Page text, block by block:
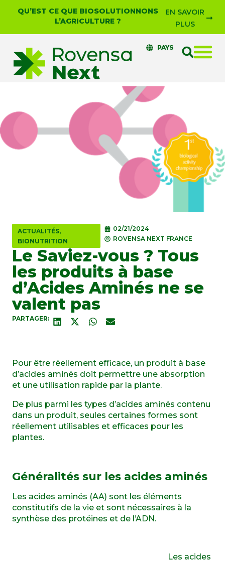
QU’EST CE QUE BIOSOLUTIONNONS
L’AGRICULTURE ?
EN SAVOIR
PLUS
PAYS
ACTUALITÉS,
BIONUTRITION
02/21/2024
ROVENSA NEXT FRANCE
Le Saviez-vous ? Tous
les produits à base
d’Acides Aminés ne se
valent pas
PARTAGER:
Pour être réellement efficace, un produit à base
d’acides aminés doit permettre une absorption
et une utilisation rapide par la plante.
De plus parmi les types d’acides aminés contenu
dans un produit, seules certaines formes sont
réellement utilisables et efficaces pour les
plantes.
Généralités sur les acides aminés
Les acides aminés (AA) sont les éléments
constitutifs de la vie et sont nécessaires à la
synthèse des protéines et de l’ADN.
Les acides